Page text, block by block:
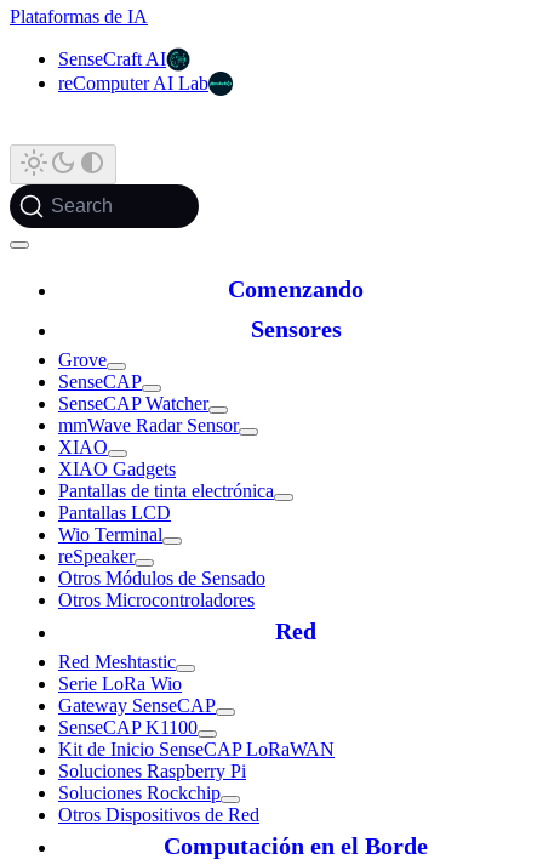
Plataformas de IA
SenseCraft AI
reComputer AI Lab
Search
Comenzando
Sensores
Grove
SenseCAP
SenseCAP Watcher
mmWave Radar Sensor
XIAO
XIAO Gadgets
Pantallas de tinta electrónica
Pantallas LCD
Wio Terminal
reSpeaker
Otros Módulos de Sensado
Otros Microcontroladores
Red
Red Meshtastic
Serie LoRa Wio
Gateway SenseCAP
SenseCAP K1100
Kit de Inicio SenseCAP LoRaWAN
Soluciones Raspberry Pi
Soluciones Rockchip
Otros Dispositivos de Red
Computación en el Borde